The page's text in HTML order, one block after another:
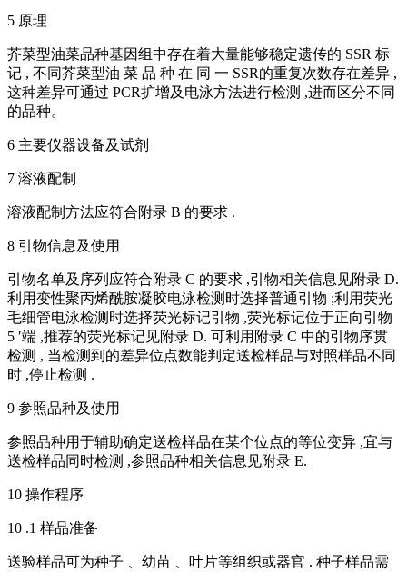
5 原理
芥菜型油菜品种基因组中存在着大量能够稳定遗传的 SSR 标
记 , 不同芥菜型油 菜 品 种 在 同 一 SSR的重复次数存在差异 ,
这种差异可通过 PCR扩增及电泳方法进行检测 ,进而区分不同
的品种。
6 主要仪器设备及试剂
7 溶液配制
溶液配制方法应符合附录 B 的要求 .
8 引物信息及使用
引物名单及序列应符合附录 C 的要求 ,引物相关信息见附录 D.
利用变性聚丙烯酰胺凝胶电泳检测时选择普通引物 ;利用荧光
毛细管电泳检测时选择荧光标记引物 ,荧光标记位于正向引物
5 ′端 ,推荐的荧光标记见附录 D. 可利用附录 C 中的引物序贯
检测 , 当检测到的差异位点数能判定送检样品与对照样品不同
时 ,停止检测 .
9 参照品种及使用
参照品种用于辅助确定送检样品在某个位点的等位变异 ,宜与
送检样品同时检测 ,参照品种相关信息见附录 E.
10 操作程序
10 .1 样品准备
送验样品可为种子 、幼苗 、叶片等组织或器官 . 种子样品需